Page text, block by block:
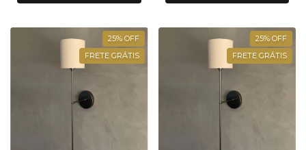
25% OFF
FRETE GRÁTIS
25% OFF
FRETE GRÁTIS